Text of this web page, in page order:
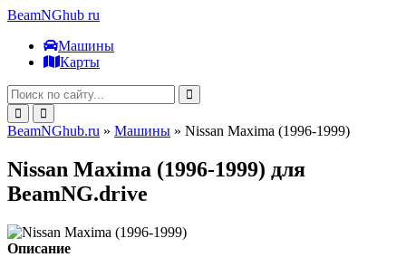
BeamNGhub ru
Машины
Карты
BeamNGhub.ru » Машины » Nissan Maxima (1996-1999)
Nissan Maxima (1996-1999) для
BeamNG.drive
Описание